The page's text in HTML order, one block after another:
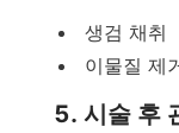
생검 채취
이물질 제
5. 시술 후